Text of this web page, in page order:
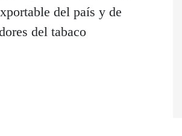
del país y de
del tabaco